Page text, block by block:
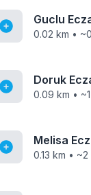
Guclu
0.02 km •
Doruk
0.09 km •
Melisa
0.13 km •